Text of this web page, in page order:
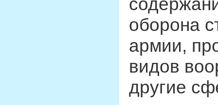
оборона
армии,
видов
другие